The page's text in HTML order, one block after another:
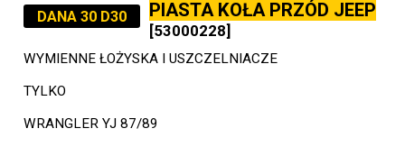
PIASTA KOŁA PRZÓD JEEP
DANA 30 D30
[53000228]
WYMIENNE ŁOŻYSKA I USZCZELNIACZE
TYLKO
WRANGLER YJ 87/89